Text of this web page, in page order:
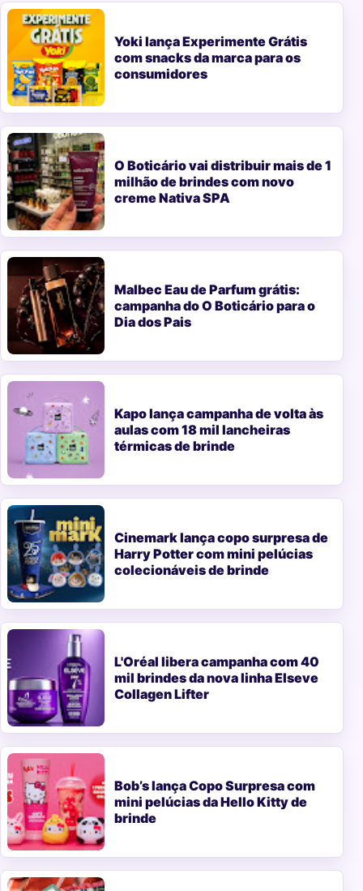
Yoki lança Experimente Grátis
com snacks da marca para os
consumidores
O Boticário vai distribuir mais de 1
milhão de brindes com novo
creme Nativa SPA
Malbec Eau de Parfum grátis:
campanha do O Boticário para o
Dia dos Pais
Kapo lança campanha de volta às
aulas com 18 mil lancheiras
térmicas de brinde
Cinemark lança copo surpresa de
Harry Potter com mini pelúcias
colecionáveis de brinde
L'Oréal libera campanha com 40
mil brindes da nova linha Elseve
Collagen Lifter
Bob’s lança Copo Surpresa com
mini pelúcias da Hello Kitty de
brinde